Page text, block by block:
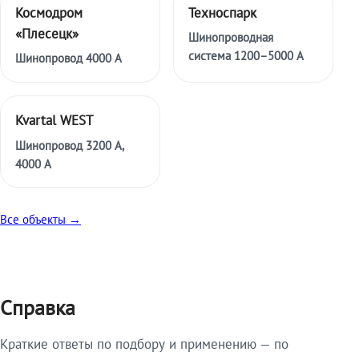
Космодром
«Плесецк»
Шинопровод 4000 А
Техноспарк
Шинопроводная
система 1200–5000 А
Kvartal WEST
Шинопровод 3200 А,
4000 А
Все объекты →
Справка
Краткие ответы по подбору и применению — по